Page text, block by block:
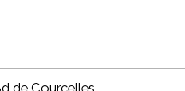
de Courcelles